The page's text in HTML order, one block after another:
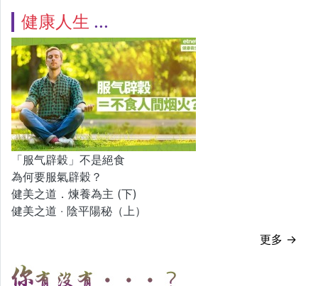
健康人生
「服气辟穀」不是絕食
為何要服氣辟穀？
健美之道．煉養為主 (下)
健美之道 ‧ 陰平陽秘（上）
更多 →